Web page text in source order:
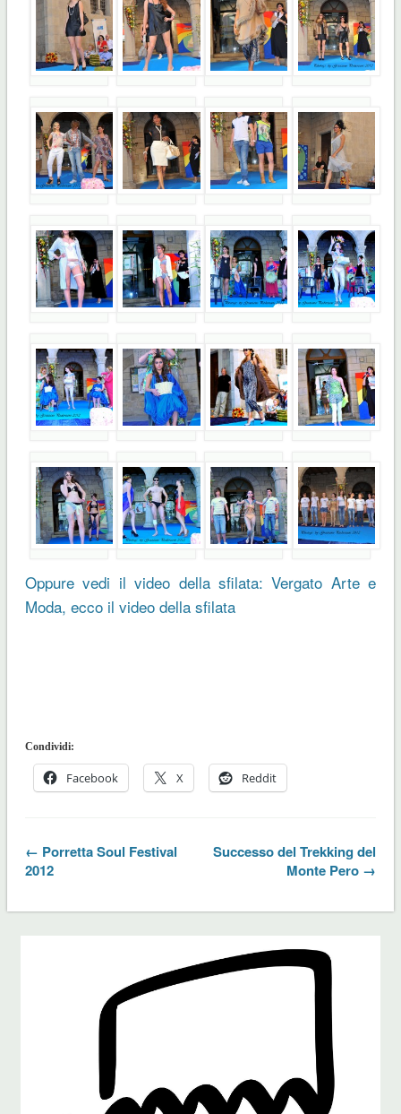
Oppure vedi il video della sfilata: Vergato Arte e
Moda, ecco il video della sfilata
Condividi:
Facebook X Reddit
← Porretta Soul Festival
2012
Successo del Trekking del
Monte Pero →